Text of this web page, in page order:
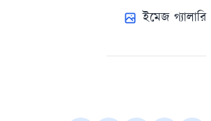
ইমেজ গ্যালারি